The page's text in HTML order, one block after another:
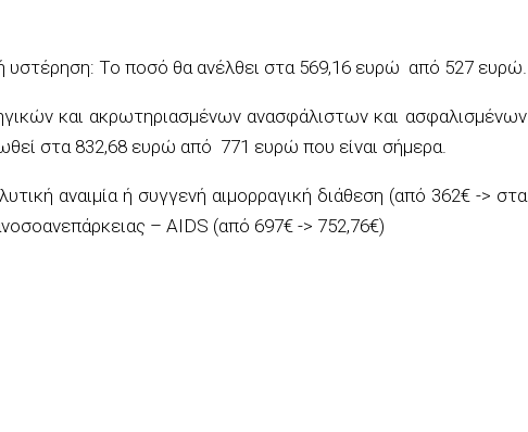
υστέρηση: Το ποσό θα ανέλθει στα 569,16 ευρώ από 527 ευρώ.
και ακρωτηριασμένων ανασφάλιστων και ασφαλισμένων
στα 832,68 ευρώ από 771 ευρώ που είναι σήμερα.
αναιμία ή συγγενή αιμορραγική διάθεση (από 362€ -> στα
– AIDS (από 697€ -> 752,76€)